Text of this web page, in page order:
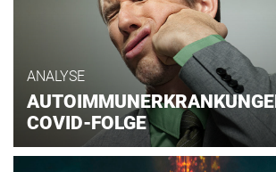
ANALYSE
COVID-FOLGE